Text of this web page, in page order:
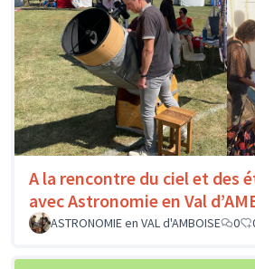
A la rencontre du ciel et des
avec Astronomie en Val
ASTRONOMIE en VAL d'AMBOISE
0